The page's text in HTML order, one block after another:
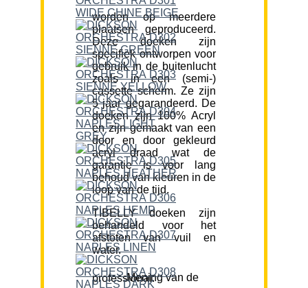
worden op meerdere
plaatsen geproduceerd.
Deze doeken zijn
specifiek ontworpen voor
gebruik in de buitenlucht
zoals in een (semi-)
cassette scherm. Ze zijn
5 jaar gegarandeerd. De
doeken zijn 100% Acryl
en zijn gemaakt van een
door en door gekleurd
acryl draad wat de
garantie is voor lang
behoud van kleuren in de
loop van de tijd.
TIBELLY doeken zijn
behandeld voor het
afstoten van vuil en
water.
Mening van de professional: